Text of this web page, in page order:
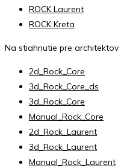
ROCK Laurent
ROCK Kreta
Na stiahnutie pre architektov
2d_Rock_Core
3d_Rock_Core_ds
3d_Rock_Core
Manual_Rock_Core
2d_Rock_Laurent
3d_Rock_Laurent
Manual_Rock_Laurent